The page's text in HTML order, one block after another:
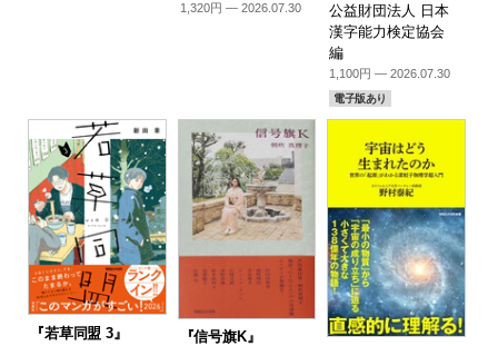
1,320円 — 2026.07.30
公益財団法人 日本
漢字能力検定協会
編
1,100円 — 2026.07.30
電子版あり
『若草同盟 3』 『信号旗K』